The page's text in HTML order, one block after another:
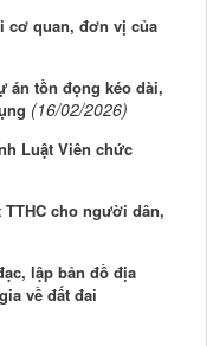
cơ quan, đơn vị của
án tồn đọng kéo dài,
(16/02/2026)
Luật Viên chức
cho người dân,
lập bản đồ địa
về đất đai